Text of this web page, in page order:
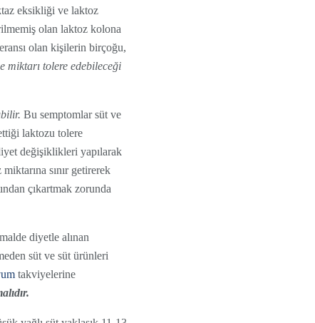
eksikliği ve laktoz
olan laktoz kolona
olan kişilerin birçoğu,
miktarı tolere edebileceği
Bu semptomlar süt ve
laktozu tolere
değişiklikleri yapılarak
sınır getirerek
çıkartmak zorunda
diyetle alınan
süt ve süt ürünleri
takviyelerine